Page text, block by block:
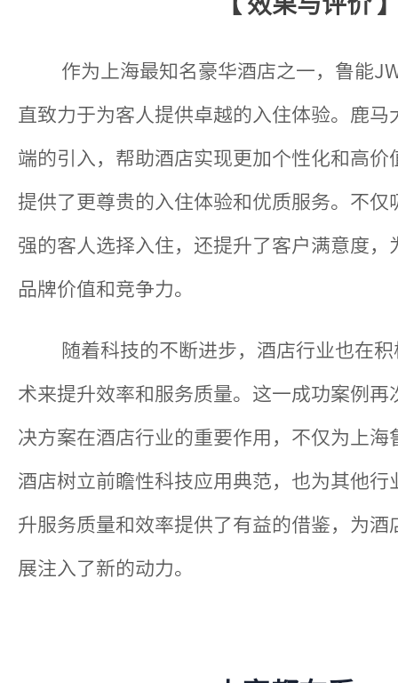
作为上海最知名豪华酒店之一，鲁能
直致力于为客人提供卓越的入住体验。鹿马
端的引入，帮助酒店实现更加个性化和高价
提供了更尊贵的入住体验和优质服务。不仅
强的客人选择入住，还提升了客户满意度，
品牌价值和竞争力。
随着科技的不断进步，酒店行业也在
术来提升效率和服务质量。这一成功案例再
决方案在酒店行业的重要作用，不仅为上海
酒店树立前瞻性科技应用典范，也为其他行
升服务质量和效率提供了有益的借鉴，为酒
展注入了新的动力。